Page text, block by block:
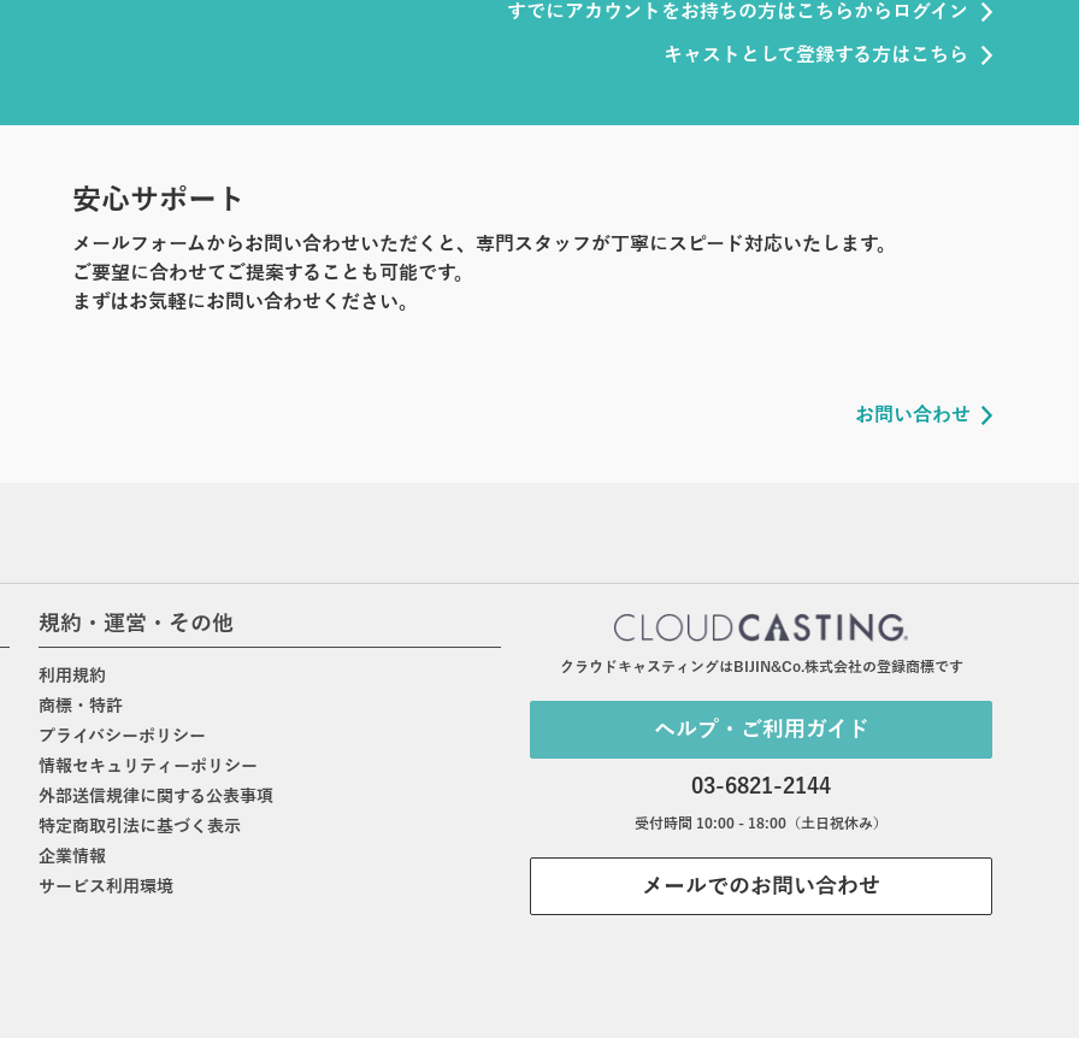
すでにアカウントをお持ちの方はこちらからログイン
キャストとして登録する方はこちら
安心サポート
メールフォームからお問い合わせいただくと、専門スタッフが丁寧にスピード対応いたします。
ご要望に合わせてご提案することも可能です。
まずはお気軽にお問い合わせください。
お問い合わせ
規約・運営・その他
利用規約
商標・特許
プライバシーポリシー
情報セキュリティーポリシー
外部送信規律に関する公表事項
特定商取引法に基づく表示
企業情報
サービス利用環境
クラウドキャスティングはBIJIN&Co.株式会社の登録商標です
ヘルプ・ご利用ガイド
03-6821-2144
受付時間 10:00 - 18:00（土日祝休み）
メールでのお問い合わせ